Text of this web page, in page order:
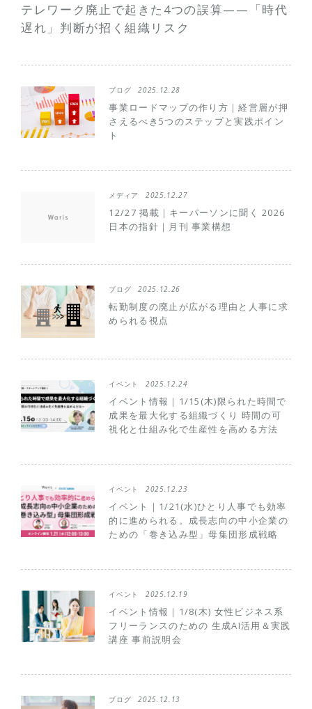
テレワーク廃止で起きた4つの誤算——「時代
遅れ」判断が招く組織リスク
ブログ 2025.12.28
事業ロードマップの作り方｜経営層が押
さえるべき5つのステップと実践ポイン
ト
メディア 2025.12.27
12/27 掲載｜キーパーソンに聞く 2026
日本の指針｜月刊 事業構想
ブログ 2025.12.26
転勤制度の廃止が広がる理由と人事に求
められる視点
イベント 2025.12.24
イベント情報｜1/15(木)限られた時間で
成果を最大化する組織づくり 時間の可
視化と仕組み化で生産性を高める方法
イベント 2025.12.23
イベント｜1/21(水)ひとり人事でも効率
的に進められる。成長志向の中小企業の
ための「巻き込み型」母集団形成戦略
イベント 2025.12.19
イベント情報｜1/8(木) 女性ビジネス系
フリーランスのための 生成AI活用＆実践
講座 事前説明会
ブログ 2025.12.13